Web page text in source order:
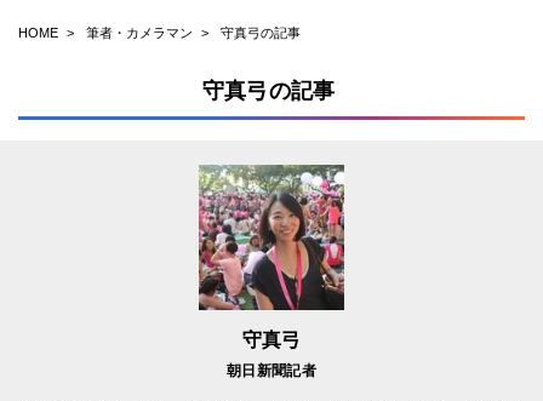
HOME 筆者・カメラマン 守真弓の記事
守真弓の記事
守真弓
朝日新聞記者